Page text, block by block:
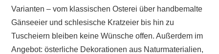
Varianten – vom klassischen Osterei über handbemalte
Gänseeier und schlesische Kratzeier bis hin zu
Tuscheiern bleiben keine Wünsche offen. Außerdem im
Angebot: österliche Dekorationen aus Naturmaterialien,